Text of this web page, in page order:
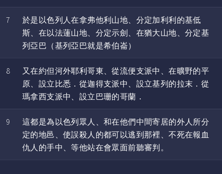
7
於是以色列人在拿弗他利山地、分定加利利的基低
斯、在以法蓮山地、分定示劍、在猶大山地、分定基
列亞巴（基列亞巴就是希伯崙）
8
又在約但河外耶利哥東、從流便支派中、在曠野的平
原、設立比悉．從迦得支派中、設立基列的拉末．從
瑪拿西支派中、設立巴珊的哥蘭．
9
這都是為以色列眾人、和在他們中間寄居的外人所分
定的地邑、使誤殺人的都可以逃到那裡、不死在報血
仇人的手中、等他站在會眾面前聽審判。